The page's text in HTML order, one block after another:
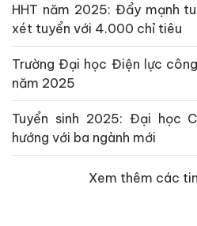
HHT năm 2025: Đẩy mạnh
xét tuyển với 4.000 chỉ tiêu
Trường Đại học Điện lực
năm 2025
Tuyển sinh 2025: Đại học
hướng với ba ngành mới
Xem thêm các